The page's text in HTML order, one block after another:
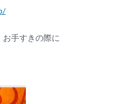
手すきの際に